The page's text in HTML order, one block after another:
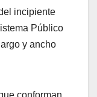
incipiente
Público
y ancho
conforman